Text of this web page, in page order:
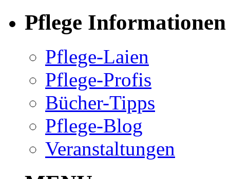
Pflege Informationen
Pflege-Laien
Pflege-Profis
Bücher-Tipps
Pflege-Blog
Veranstaltungen